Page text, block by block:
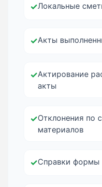
✓Локальные
✓Акты
✓Актирование
акты
✓Отклонения по
материалов
✓Справки